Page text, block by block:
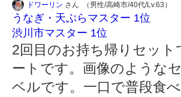
ドワーリン さん （男性/高崎市/40代/Lv.63）
うなぎ・天ぷらマスター 1位
渋川市マスター 1位
2回目のお持ち帰りセッ
ートです。画像のような
ベルです。一口で普段食